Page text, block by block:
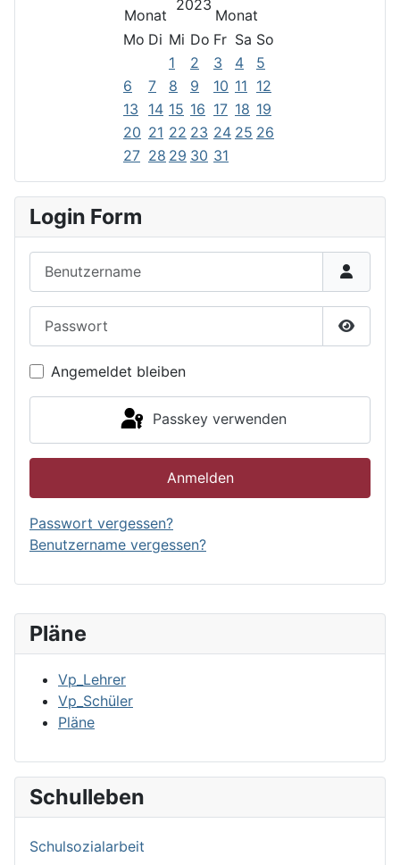
Pläne
Vp_Lehrer
Vp_Schüler
Pläne
Schulleben
Schulsozialarbeit
2023
Mo Di Mi Do Fr Sa So
1
2 3 4
5
6
7 8 9 10 11 12
13
14 15 16 17 18 19
20 21 22 23 24 25 26
27 28 29 30 31
Login Form
Angemeldet bleiben
Passkey verwenden
Anmelden
Passwort vergessen?
Benutzername vergessen?